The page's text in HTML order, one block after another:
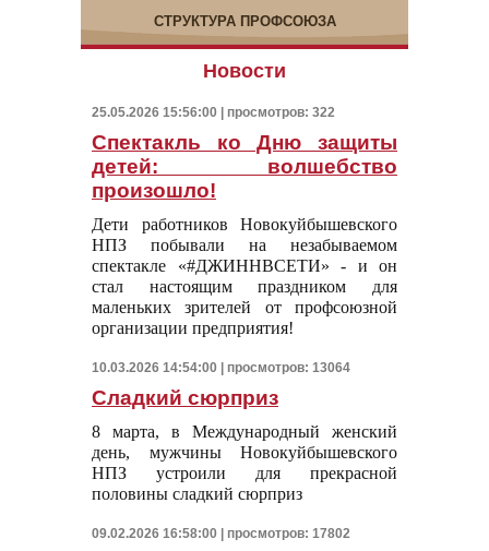
СТРУКТУРА ПРОФСОЮЗА
Новости
25.05.2026 15:56:00 | просмотров: 322
Спектакль ко Дню защиты
детей: волшебство
произошло!
Дети работников Новокуйбышевского
НПЗ побывали на незабываемом
спектакле «#ДЖИННВСЕТИ» - и он
стал настоящим праздником для
маленьких зрителей от профсоюзной
организации предприятия!
10.03.2026 14:54:00 | просмотров: 13064
Сладкий сюрприз
8 марта, в Международный женский
день, мужчины Новокуйбышевского
НПЗ устроили для прекрасной
половины сладкий сюрприз
09.02.2026 16:58:00 | просмотров: 17802